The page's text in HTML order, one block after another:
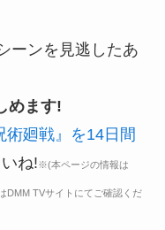
ーンを見逃したあ
めます!
術廻戦』を14日間
ね!※(本ページの情報は
DMM TVサイトにてご確認くだ